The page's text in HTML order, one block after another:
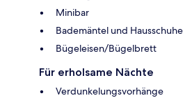
Minibar
Bademäntel und Hausschuhe
Bügeleisen/Bügelbrett
Für erholsame Nächte
Verdunkelungsvorhänge